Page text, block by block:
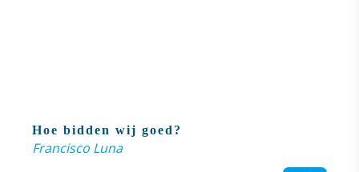
Hoe bidden wij goed?
Francisco Luna